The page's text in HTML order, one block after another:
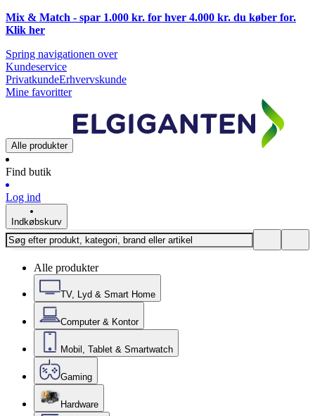
Mix & Match - spar 1.000 kr. for hver 4.000 kr. du køber for.
Klik her
Spring navigationen over
Kundeservice
PrivatkundeErhvervskunde
Mine favoritter
Alle produkter
Find butik
Log ind
Indkøbskurv
Alle produkter
TV, Lyd & Smart Home
Computer & Kontor
Mobil, Tablet & Smartwatch
Gaming
Hardware